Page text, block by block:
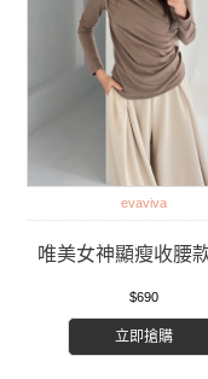
evaviva
唯美女神顯瘦收腰
$690
立即搶購